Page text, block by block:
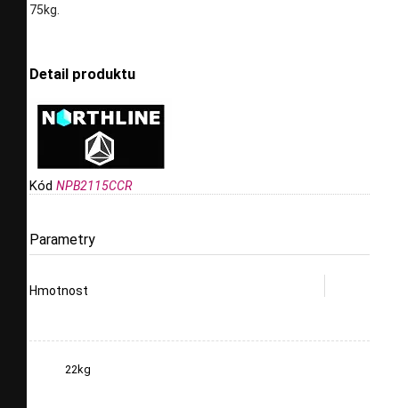
75kg.
Detail produktu
Kód NPB2115CCR
Parametry
Hmotnost
22kg